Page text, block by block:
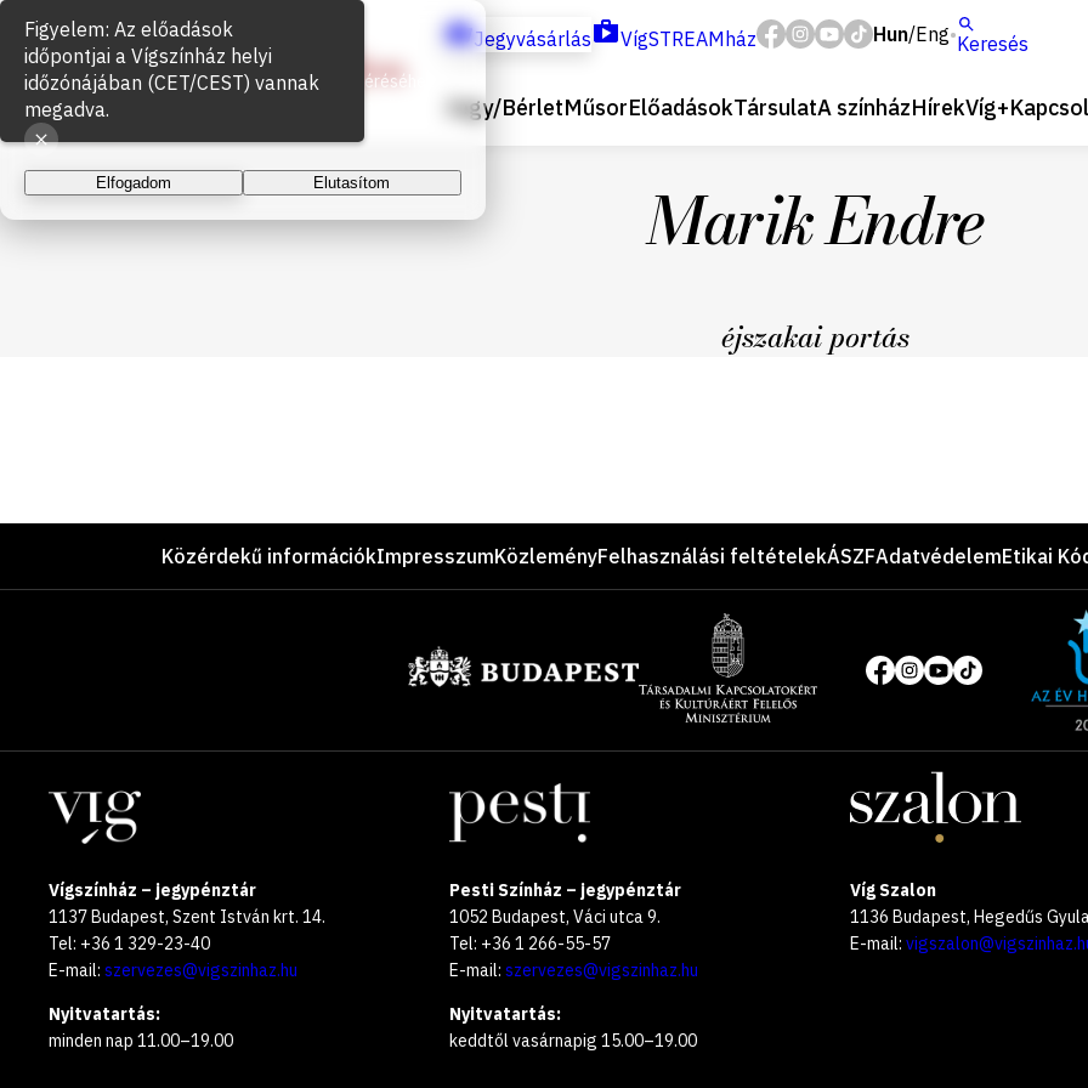
Jegyvásárlás VígSTREAMház Hun/Eng Keresés
Jegy/BérletMűsorElőadásokTársulatA színházHírekVíg+
Marik Endre
éjszakai portás
Közérdekű információkImpresszumKözleményFelhasználási feltételekÁSZFAdatvédelemEtikai
Közösségi
média
the
Helyszínek
Vígszínház – jegypénztár
1137 Budapest, Szent István krt. 14.
Tel: +36 1 329-23-40
E-mail: szervezes@vigszinhaz.hu
Nyitvatartás:
minden nap 11.00–19.00
Pesti Színház – jegypénztár
1052 Budapest, Váci utca 9.
Tel: +36 1 266-55-57
E-mail: szervezes@vigszinhaz.hu
Nyitvatartás:
keddtől vasárnapig 15.00–19.00
Víg Szalon
1136 Budapest, Hegedűs
E-mail:
Figyelem: Az előadások
időpontjai a Vígszínház helyi
időzónájában (CET/CEST) vannak
megadva.
Sütik használata
Az oldal működéséhez és a látogatottság méréséhez
sütiket használunk. A folytatással elfogadja a sütik
használatát.
Elfogadom Elutasítom